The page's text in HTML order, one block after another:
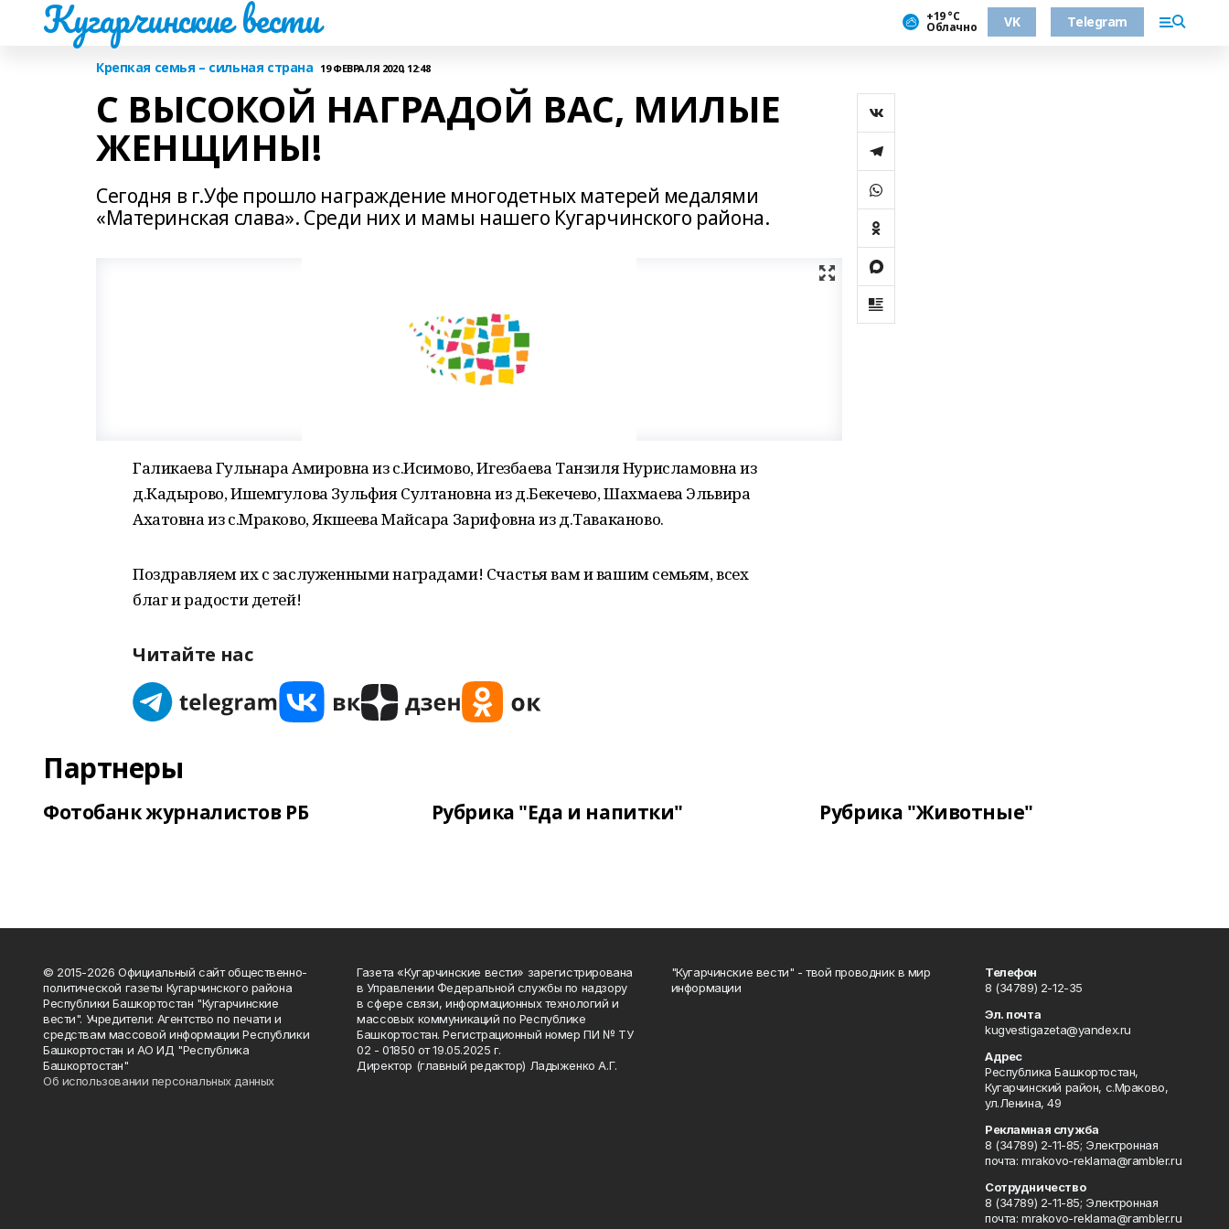
Кугарчинские вести +19 °С
Облачно VK Telegram
Крепкая семья – сильная страна 19 ФЕВРАЛЯ 2020, 12:48
С ВЫСОКОЙ НАГРАДОЙ ВАС, МИЛЫЕ
ЖЕНЩИНЫ!
Сегодня в г.Уфе прошло награждение многодетных матерей медалями
«Материнская слава». Среди них и мамы нашего Кугарчинского района.
Галикаева Гульнара Амировна из с.Исимово, Игезбаева Танзиля Нурисламовна из
д.Кадырово, Ишемгулова Зульфия Султановна из д.Бекечево, Шахмаева Эльвира
Ахатовна из с.Мраково, Якшеева Майсара Зарифовна из д.Таваканово.
Поздравляем их с заслуженными наградами! Счастья вам и вашим семьям, всех
благ и радости детей!
Читайте нас
Партнеры
Фотобанк журналистов РБ Рубрика "Еда и напитки" Рубрика "Животные"
© 2015-2026 Официальный сайт общественно-
политической газеты Кугарчинского района
Республики Башкортостан "Кугарчинские
вести". Учредители: Агентство по печати и
средствам массовой информации Республики
Башкортостан и АО ИД "Республика
Башкортостан"
Об использовании персональных данных
Газета «Кугарчинские вести» зарегистрирована
в Управлении Федеральной службы по надзору
в сфере связи, информационных технологий и
массовых коммуникаций по Республике
Башкортостан. Регистрационный номер ПИ № ТУ
02 - 01850 от 19.05.2025 г.
Директор (главный редактор) Ладыженко А.Г.
"Кугарчинские вести" - твой проводник в мир
информации
Телефон
8 (34789) 2-12-35
Эл. почта
kugvestigazeta@yandex.ru
Адрес
Республика Башкортостан,
Кугарчинский район, с.Мраково,
ул.Ленина, 49
Рекламная служба
8 (34789) 2-11-85; Электронная
почта: mrakovo-reklama@rambler.ru
Сотрудничество
8 (34789) 2-11-85; Электронная
почта: mrakovo-reklama@rambler.ru